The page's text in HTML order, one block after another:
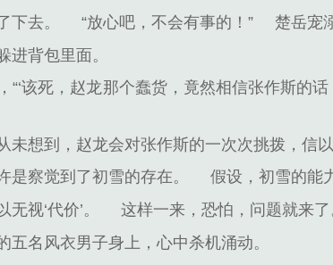
下去。
“放心吧，不会有事的！” 楚岳宠
进背包里面。
“‘该死，赵龙那个蠢货，竟然相信张作斯的
未想到，赵龙会对张作斯的一次次挑拨，信
是察觉到了初雪的存在。
假设，初雪的能
视‘代价’。
这样一来，恐怕，问题就来了
五名风衣男子身上，心中杀机涌动。